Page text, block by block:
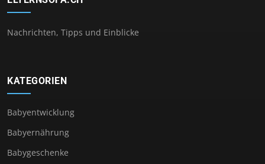
Nachrichten, Tipps und Einblicke
KATEGORIEN
Babyentwicklung
Babyernährung
Babygeschenke